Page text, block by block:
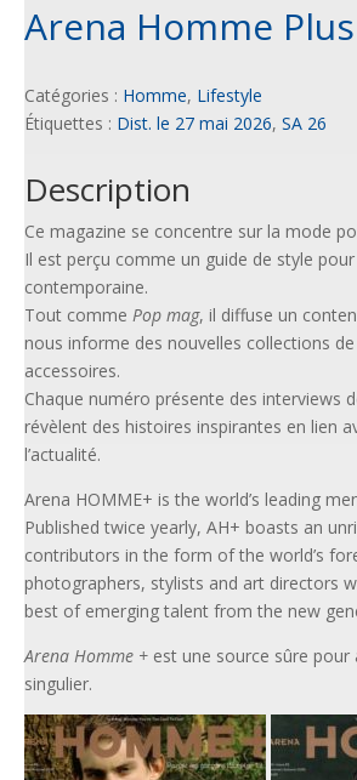
Arena Homme Plus
Catégories : Homme, Lifestyle
Étiquettes : Dist. le 27 mai 2026, SA 26
Description
Ce magazine se concentre sur la mode
Il est perçu comme un guide de style
contemporaine.
Tout comme Pop mag, il diffuse un
nous informe des nouvelles collections
accessoires.
Chaque numéro présente des interviews
révèlent des histoires inspirantes en lien
l’actualité.
Arena HOMME+ is the world’s leading
Published twice yearly, AH+ boasts an
contributors in the form of the world’s
photographers, stylists and art directors
best of emerging talent from the new
Arena Homme + est une source sûre
singulier.